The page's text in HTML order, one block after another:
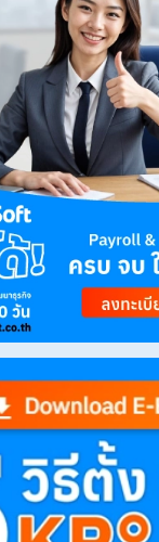
ที่ “พนักงาน” ให้ความ
Payroll &
Free 30 daysAll
No expenses at
Try it free